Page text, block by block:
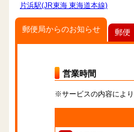
片浜駅(JR東海 東海道本線)
郵便局からのお知らせ
営業時間
※サービスの内容によ
郵便